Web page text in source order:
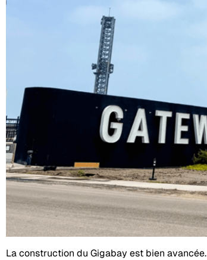
La construction du Gigabay est bien avancée.